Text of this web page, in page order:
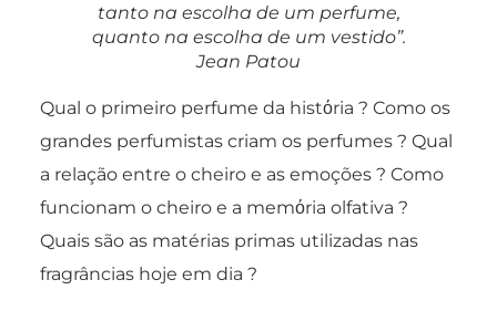
tanto na escolha de um perfume,
quanto na escolha de um vestido”.
Jean Patou
Qual o primeiro perfume da histόria ? Como os
grandes perfumistas criam os perfumes ? Qual
a relação entre o cheiro e as emoções ? Como
funcionam o cheiro e a memόria olfativa ?
Quais são as matérias primas utilizadas nas
fragrâncias hoje em dia ?